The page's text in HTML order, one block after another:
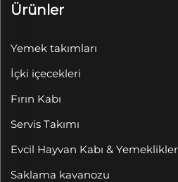
Ürünler
Yemek takımları
İçki içecekleri
Fırın Kabı
Servis Takımı
Evcil Hayvan Kabı & Yemeklikler
Saklama kavanozu